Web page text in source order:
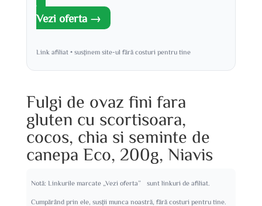
Vezi oferta →
Link afiliat • susținem site-ul fără costuri pentru tine
Fulgi de ovaz fini fara
gluten cu scortisoara,
cocos, chia si seminte de
canepa Eco, 200g, Niavis
Notă: Linkurile marcate „Vezi oferta” sunt linkuri de afiliat.
Cumpărând prin ele, susții munca noastră, fără costuri pentru tine.